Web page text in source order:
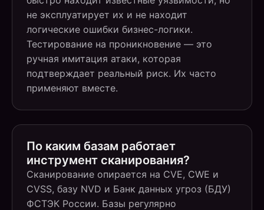
не эксплуатирует их и не находит
логические ошибки бизнес-логики.
Тестирование на проникновение — это
ручная имитация атаки, которая
подтверждает реальный риск. Их часто
применяют вместе.
По каким базам работает
инструмент сканирования?
Сканирование опирается на CVE, CWE и
CVSS, базу NVD и Банк данных угроз (БДУ)
ФСТЭК России. Базы регулярно